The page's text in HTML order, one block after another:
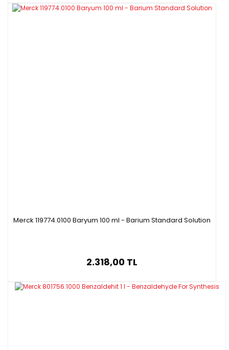
Merck 119774.0100 Baryum 100 ml - Barium Standard Solution
2.318,00 TL